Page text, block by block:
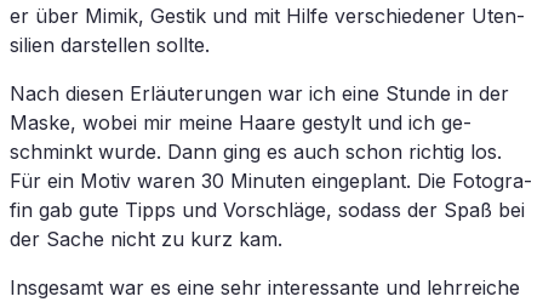
er über Mi­mik, Ges­tik und mit Hil­fe ver­schie­de­ner Uten­
si­li­en dar­stel­len sollte.
Nach die­sen Er­läu­te­run­gen war ich eine Stun­de in der
Mas­ke, wo­bei mir mei­ne Haa­re ge­stylt und ich ge­
schminkt wur­de. Dann ging es auch schon rich­tig los.
Für ein Mo­tiv wa­ren 30 Mi­nu­ten ein­ge­plant. Die Fo­to­gra­
fin gab gute Tipps und Vor­schlä­ge, so­dass der Spaß bei
der Sa­che nicht zu kurz kam.
Ins­ge­samt war es eine sehr in­ter­es­san­te und lehr­rei­che